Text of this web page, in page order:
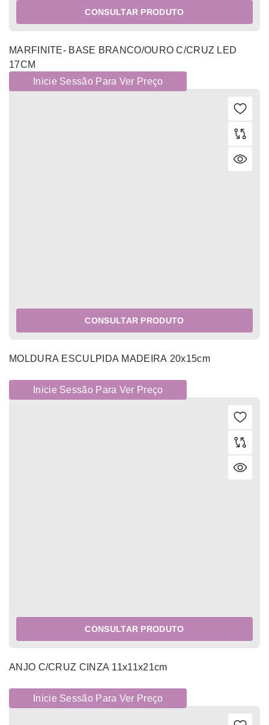
CONSULTAR PRODUTO
MARFINITE- BASE BRANCO/OURO C/CRUZ LED
17CM
Inicie Sessão Para Ver Preço
CONSULTAR PRODUTO
MOLDURA ESCULPIDA MADEIRA 20x15cm
Inicie Sessão Para Ver Preço
CONSULTAR PRODUTO
ANJO C/CRUZ CINZA 11x11x21cm
Inicie Sessão Para Ver Preço